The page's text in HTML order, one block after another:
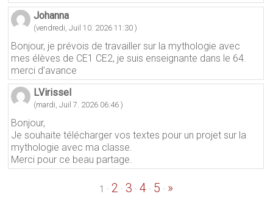
Johanna
(vendredi, Juil 10. 2026 11:30 )
Bonjour, je prévois de travailler sur la mythologie avec
mes élèves de CE1 CE2, je suis enseignante dans le 64.
merci d’avance
LVirissel
(mardi, Juil 7. 2026 06:46 )
Bonjour,
Je souhaite télécharger vos textes pour un projet sur la
mythologie avec ma classe.
Merci pour ce beau partage.
1 · 2 ·3 ·4 · 5 · »